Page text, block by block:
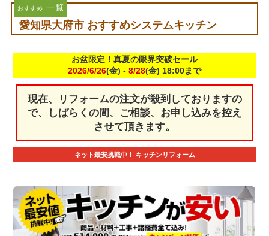
おすすめ 一覧
愛知県大府市 おすすめシステムキッチン
お盆限定！真夏の限界突破セール
2026/6/26(金) - 8/28(金) 18:00まで
現在、リフォームの注文が殺到しておりますの
で、しばらくの間、ご相談、お申し込みを控え
させて頂きます。
ネット最安挑戦中！ キッチンリフォーム